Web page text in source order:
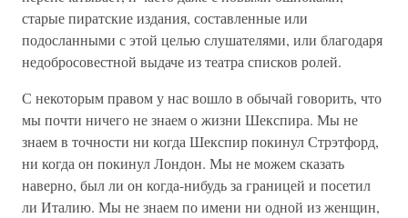
старые пиратские издания, составленные или
подосланными с этой целью слушателями, или благодаря
недобросовестной выдаче из театра списков ролей.
С некоторым правом у нас вошло в обычай говорить, что
мы почти ничего не знаем о жизни Шекспира. Мы не
знаем в точности ни когда Шекспир покинул Стрэтфорд,
ни когда он покинул Лондон. Мы не можем сказать
наверно, был ли он когда-нибудь за границей и посетил
ли Италию. Мы не знаем по имени ни одной из женщин,